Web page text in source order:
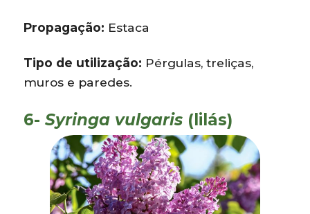
Propagação: Estaca
Tipo de utilização: Pérgulas, treliças,
muros e paredes.
6-Syringa vulgaris (lilás)